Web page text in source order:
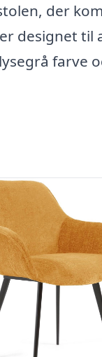
der
designet til
farve